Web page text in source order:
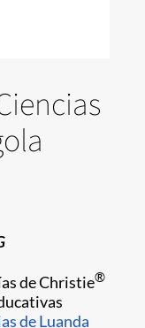
de Christie®
de Luanda